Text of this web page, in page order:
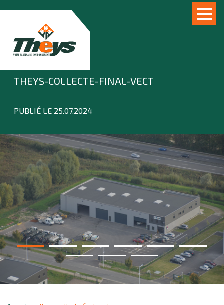
THEYS-COLLECTE-FINAL-VECT
PUBLIÉ LE 25.07.2024